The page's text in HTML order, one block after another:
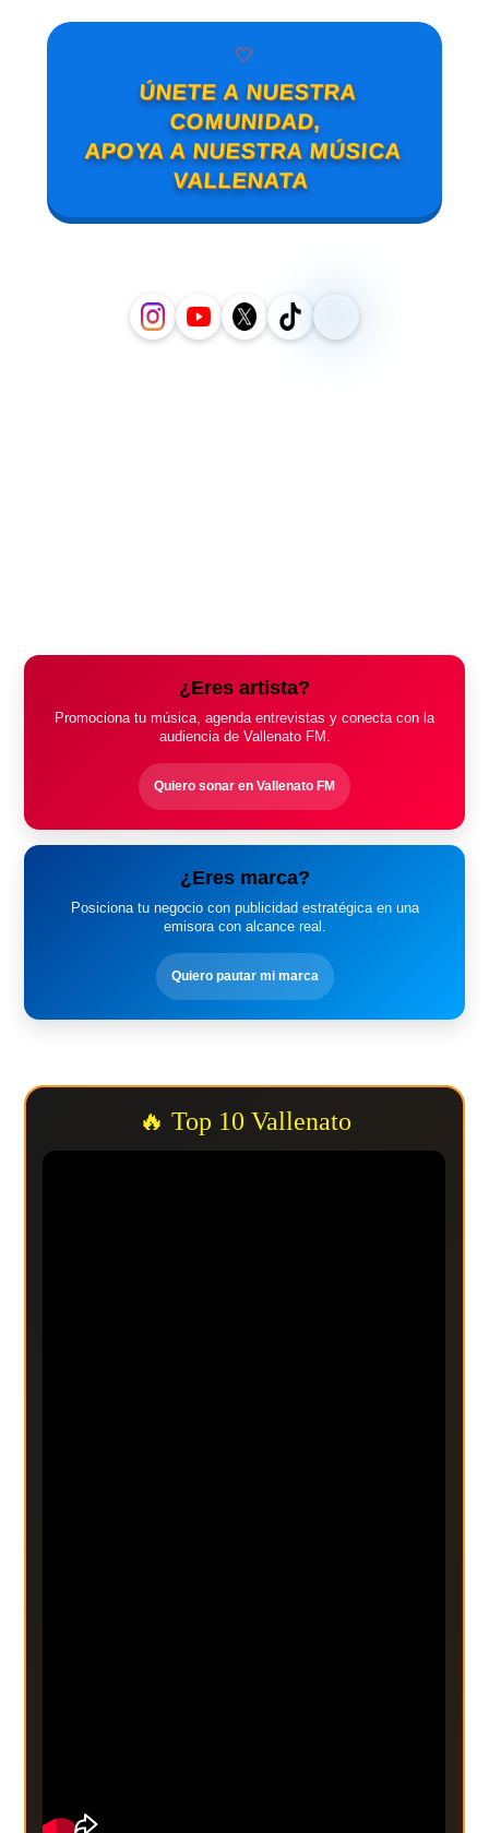
🤍
ÚNETE A NUESTRA
COMUNIDAD,
APOYA A NUESTRA MÚSICA
VALLENATA
¿Eres artista?
Promociona tu música, agenda entrevistas y conecta con la
audiencia de Vallenato FM.
Quiero sonar en Vallenato FM
¿Eres marca?
Posiciona tu negocio con publicidad estratégica en una
emisora con alcance real.
Quiero pautar mi marca
🔥 Top 10 Vallenato